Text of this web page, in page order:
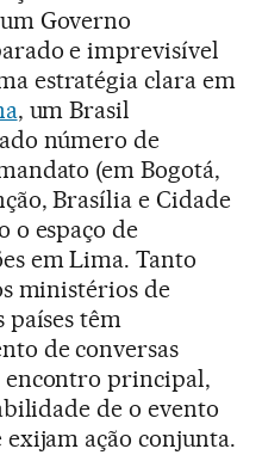
Governo
e imprevisível
estratégia clara em
, um Brasil
número de
(em Bogotá,
Brasília e Cidade
o espaço de
em Lima. Tanto
ministérios de
países têm
de conversas
principal,
de o evento
ação conjunta.